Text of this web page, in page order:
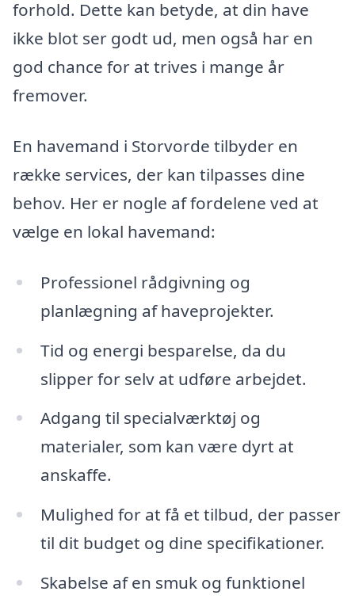
forhold. Dette kan betyde, at din have
ikke blot ser godt ud, men også har en
god chance for at trives i mange år
fremover.
En havemand i Storvorde tilbyder en
række services, der kan tilpasses dine
behov. Her er nogle af fordelene ved at
vælge en lokal havemand:
Professionel rådgivning og
planlægning af haveprojekter.
Tid og energi besparelse, da du
slipper for selv at udføre arbejdet.
Adgang til specialværktøj og
materialer, som kan være dyrt at
anskaffe.
Mulighed for at få et tilbud, der passer
til dit budget og dine specifikationer.
Skabelse af en smuk og funktionel